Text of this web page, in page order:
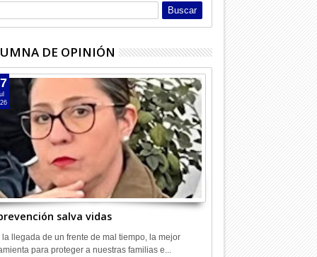
DE OPINIÓN
salva vidas
la llegada de un frente de mal tiempo, la mejor
para proteger a nuestras familias e...